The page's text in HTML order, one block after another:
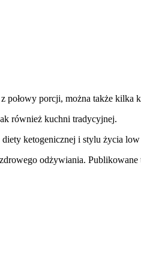
porcji, można także
również kuchni tradycyjnej.
ketogenicznej i stylu życia low
odżywiania.